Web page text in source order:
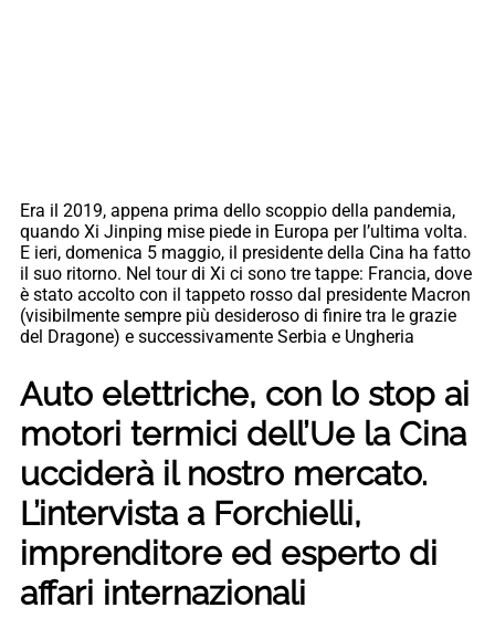
Era il 2019, appena prima dello scoppio della pandemia,
quando Xi Jinping mise piede in Europa per l’ultima volta.
E ieri, domenica 5 maggio, il presidente della Cina ha fatto
il suo ritorno. Nel tour di Xi ci sono tre tappe: Francia, dove
è stato accolto con il tappeto rosso dal presidente Macron
(visibilmente sempre più desideroso di finire tra le grazie
del Dragone) e successivamente Serbia e Ungheria
Auto elettriche, con lo stop ai
motori termici dell’Ue la Cina
ucciderà il nostro mercato.
L’intervista a Forchielli,
imprenditore ed esperto di
affari internazionali